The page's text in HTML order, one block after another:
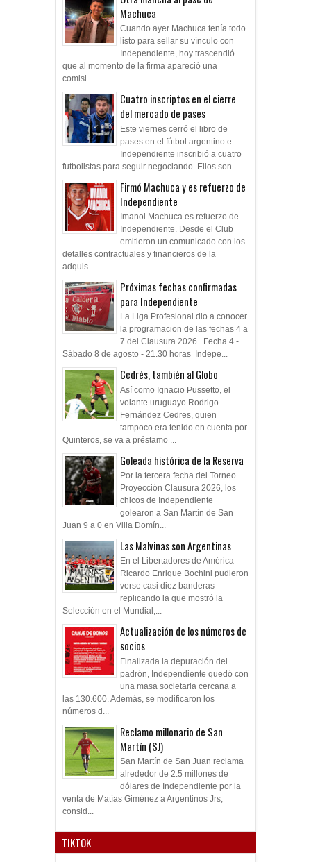
Machuca
Cuando ayer Machuca tenía todo
listo para sellar su vínculo con
Independiente, hoy trascendió
que al momento de la firma apareció una
comisi...
Cuatro inscriptos en el cierre
del mercado de pases
Este viernes cerró el libro de
pases en el fútbol argentino e
Independiente inscribió a cuatro
futbolistas para seguir negociando. Ellos son...
Firmó Machuca y es refuerzo de
Independiente
Imanol Machuca es refuerzo de
Independiente. Desde el Club
emitieron un comunicado con los
detalles contractuales y financieros de la
adquis...
Próximas fechas confirmadas
para Independiente
La Liga Profesional dio a conocer
la programacion de las fechas 4 a
7 del Clausura 2026. Fecha 4 -
Sábado 8 de agosto - 21.30 horas Indepe...
Cedrés, también al Globo
Así como Ignacio Pussetto, el
volante uruguayo Rodrigo
Fernández Cedres, quien
tampoco era tenido en cuenta por
Quinteros, se va a préstamo ...
Goleada histórica de la Reserva
Por la tercera fecha del Torneo
Proyección Clausura 2026, los
chicos de Independiente
golearon a San Martín de San
Juan 9 a 0 en Villa Domín...
Las Malvinas son Argentinas
En el Libertadores de América
Ricardo Enrique Bochini pudieron
verse casi diez banderas
replicando la que mostró la
Selección en el Mundial,...
Actualización de los números de
socios
Finalizada la depuración del
padrón, Independiente quedó con
una masa societaria cercana a
las 130.600. Además, se modificaron los
números d...
Reclamo millonario de San
Martín (SJ)
San Martín de San Juan reclama
alrededor de 2.5 millones de
dólares de Independiente por la
venta de Matías Giménez a Argentinos Jrs,
consid...
TIKTOK